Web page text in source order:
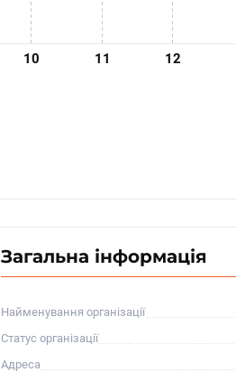
10 11 12
Загальна інформація
Найменування організації
Статус організації
Адреса